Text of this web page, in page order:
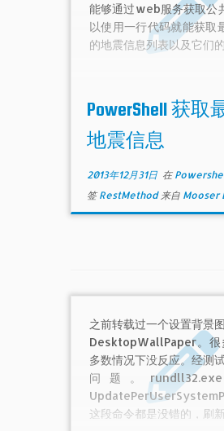
能够通过web服务获取公
以使用一行代码就能获取
的地震信息列表以及它们的
PowerShell 获取
地震信息
2013年12月31日 在
签RestMethod 来自 Mooser
之前转载过一个设置背景
DesktopWallPaper。很
多数情况下没反应。经测
问题。rundll32.exe
这段命令都是没错的，刷